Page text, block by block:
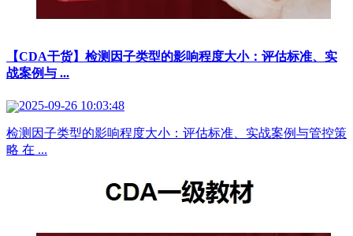
【CDA干货】检测因子类型的影响程度大小：评估标准、实
战案例与 ...
2025-09-26 10:03:48
检测因子类型的影响程度大小：评估标准、实战案例与管控策
略 在 ...